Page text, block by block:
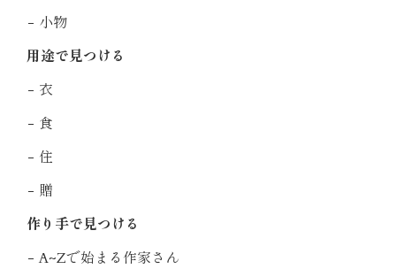
小物
用途で見つける
衣
食
住
贈
作り手で見つける
A~Zで始まる作家さん